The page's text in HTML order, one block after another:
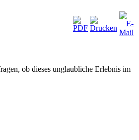
ob dieses unglaubliche Erlebnis im